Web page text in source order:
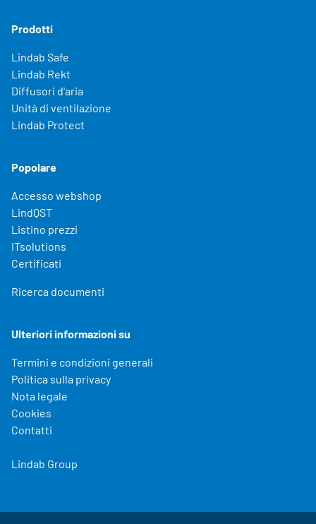
Prodotti
Lindab Safe
Lindab Rekt
Diffusori d'aria
Unità di ventilazione
Lindab Protect
Popolare
Accesso webshop
LindQST
Listino prezzi
ITsolutions
Certificati
Ricerca documenti
Ulteriori informazioni su
Termini e condizioni generali
Politica sulla privacy
Nota legale
Cookies
Contatti
Lindab Group